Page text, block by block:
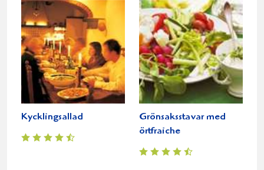
Kycklingsallad
Grönsaksstavar med
örtfraiche